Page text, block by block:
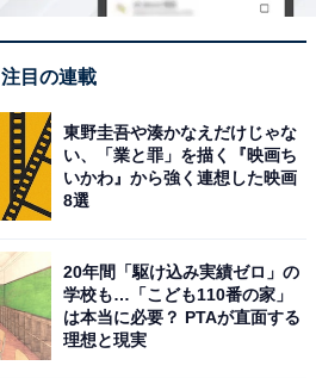
注目の連載
東野圭吾や湊かなえだけじゃな
い、「業と罪」を描く『映画ち
いかわ』から強く連想した映画
8選
20年間「駆け込み実績ゼロ」の
学校も…「こども110番の家」
は本当に必要？ PTAが直面する
理想と現実